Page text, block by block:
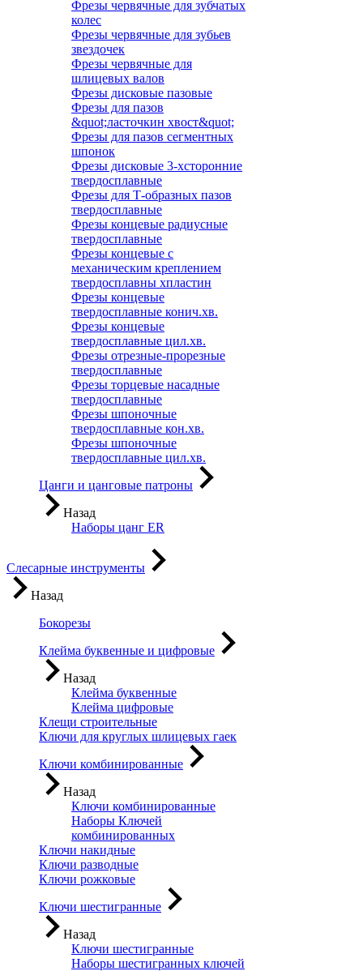
Фрезы червячные для зубчатых
колес
Фрезы червячные для зубьев
звездочек
Фрезы червячные для
шлицевых валов
Фрезы дисковые пазовые
Фрезы для пазов
&quot;ласточкин хвост&quot;
Фрезы для пазов сегментных
шпонок
Фрезы дисковые 3-хсторонние
твердосплавные
Фрезы для Т-образных пазов
твердосплавные
Фрезы концевые радиусные
твердосплавные
Фрезы концевые с
механическим креплением
твердосплавны хпластин
Фрезы концевые
твердосплавные конич.хв.
Фрезы концевые
твердосплавные цил.хв.
Фрезы отрезные-прорезные
твердосплавные
Фрезы торцевые насадные
твердосплавные
Фрезы шпоночные
твердосплавные кон.хв.
Фрезы шпоночные
твердосплавные цил.хв.
Цанги и цанговые патроны
Назад
Наборы цанг ER
Слесарные инструменты
Назад
Бокорезы
Клейма буквенные и цифровые
Назад
Клейма буквенные
Клейма цифровые
Клещи строительные
Ключи для круглых шлицевых гаек
Ключи комбинированные
Назад
Ключи комбинированные
Наборы Ключей
комбинированных
Ключи накидные
Ключи разводные
Ключи рожковые
Ключи шестигранные
Назад
Ключи шестигранные
Наборы шестигранных ключей